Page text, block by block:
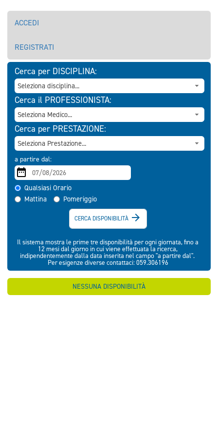
ACCEDI
REGISTRATI
Cerca per DISCIPLINA:
Cerca il PROFESSIONISTA:
Cerca per PRESTAZIONE:
a partire dal:
Qualsiasi Orario
Mattina
Pomeriggio
CERCA DISPONIBILITÀ 
Il sistema mostra le prime tre disponibilità per ogni giornata, fino a
12 mesi dal giorno in cui viene effettuata la ricerca,
indipendentemente dalla data inserita nel campo "a partire dal".
Per esigenze diverse contattaci: 059.306196
NESSUNA DISPONIBILITÀ